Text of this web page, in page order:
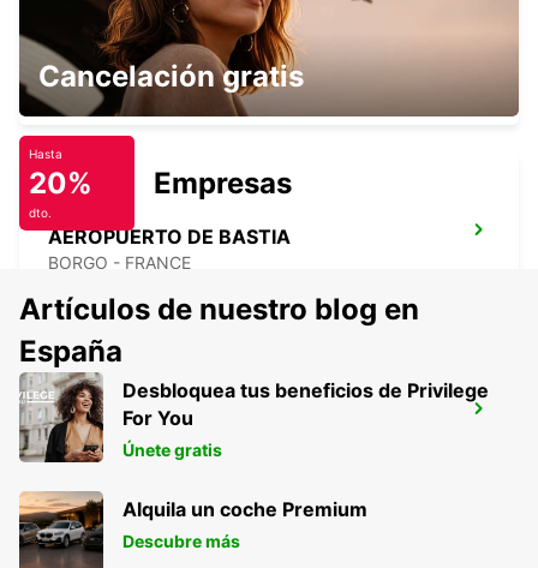
AEROPUERTO DE FIGARI
FIGARI - FRANCE
AEROPUERTO DE BASTIA
BORGO - FRANCE
BONIFACIO
BONIFACIO - FRANCE
Cancelación gratis
Hasta
20%
dto.
Empresas
Artículos de nuestro blog en
España
Desbloquea tus beneficios de Privilege
For You
Únete gratis
Alquila un coche Premium
Descubre más